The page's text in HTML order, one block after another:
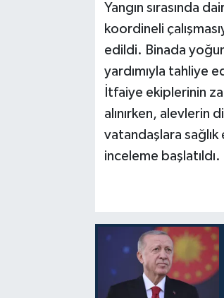
Yangın sırasında
koordineli
edildi. Binada
yardımıyla tahliye
İtfaiye ekiplerinin
alınırken, alevlerin
vatandaşlara sağlık
inceleme başlatıldı.